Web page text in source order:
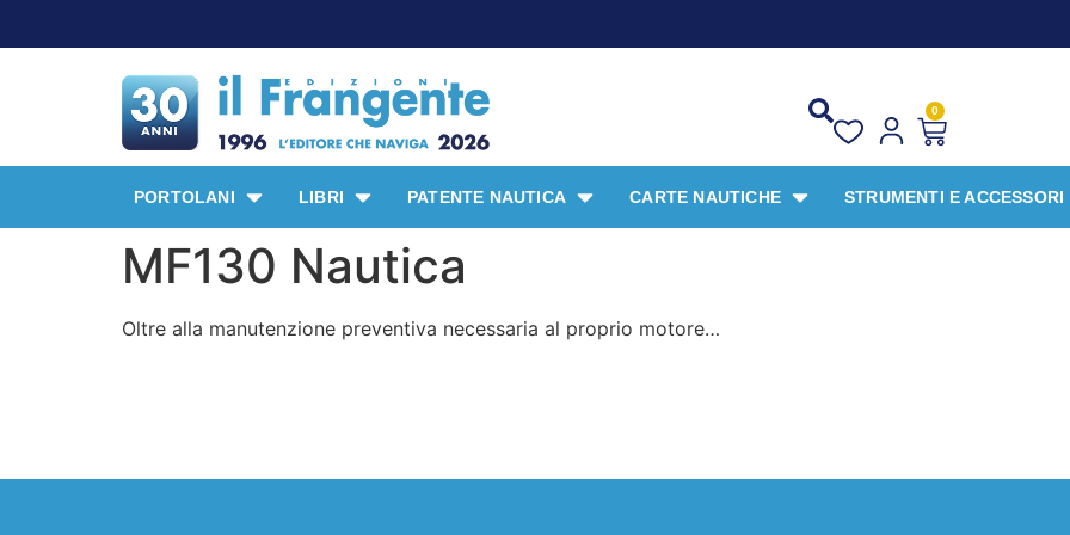
0
PORTOLANI LIBRI PATENTE NAUTICA CARTE NAUTICHE STRUMENTI E ACCESSORI
MF130 Nautica
Oltre alla manutenzione preventiva necessaria al proprio motore…